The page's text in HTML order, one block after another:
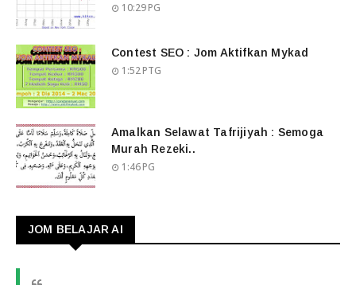
10:29 PG
Contest SEO : Jom Aktifkan Mykad
1:52 PTG
Amalkan Selawat Tafrijiyah : Semoga
Murah Rezeki..
1:46 PG
JOM BELAJAR AI